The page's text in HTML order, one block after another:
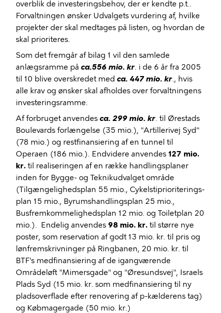
overblik de investeringsbehov, der er kendte p.t..
Forvaltningen ønsker Udvalgets vurdering af, hvilke
projekter der skal medtages på listen, og hvordan de
skal prioriteres.
Som det fremgår af bilag 1 vil den samlede
anlægsramme på ca.556 mio. kr. i de 6 år fra 2005
til 10 blive overskredet med ca. 447 mio. kr., hvis
alle krav og ønsker skal afholdes over forvaltningens
investeringsramme.
Af forbruget anvendes ca. 299 mio. kr. til Ørestads
Boulevards forlængelse (35 mio.), "Artillerivej Syd"
(78 mio.) og restfinansiering af en tunnel til
Operaen (186 mio.). Endvidere anvendes 127 mio.
kr. til realiseringen af en række handlingsplaner
inden for Bygge- og Teknikudvalgetområde
(Tilgængelighedsplan 55 mio., Cykelstiprioriterings-
plan 15 mio., Byrumshandlingsplan 25 mio.,
Busfremkommelighedsplan 12 mio. og Toiletplan 20
mio.). Endelig anvendes 98 mio. kr. til større nye
poster, som reservation af godt 13 mio. kr. til pris og
lønfremskrivninger på Ringbanen, 20 mio. kr. til
BTF's medfinansiering af de igangværende
Områdeløft "Mimersgade" og "Øresundsvej", Israels
Plads Syd (15 mio. kr. som medfinansiering til ny
pladsoverflade efter renovering af p-kælderens tag)
og Købmagergade (50 mio. kr.)